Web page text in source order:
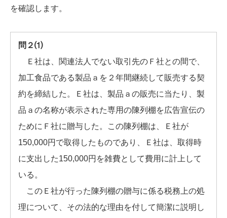
を確認します。
問２⑴
Ｅ社は、関連法人でない取引先のＦ社との間で、
加工食品である製品ａを２年間継続して販売する契
約を締結した。Ｅ社は、製品ａの販売に当たり、製
品ａの名称が表示された専用の陳列棚を広告宣伝の
ためにＦ社に贈与した。この陳列棚は、Ｅ社が
150,000円で取得したものであり、Ｅ社は、取得時
に支出した150,000円を雑費として費用に計上して
いる。
このＥ社が行った陳列棚の贈与に係る税務上の処
理について、その法的な理由を付して簡潔に説明し